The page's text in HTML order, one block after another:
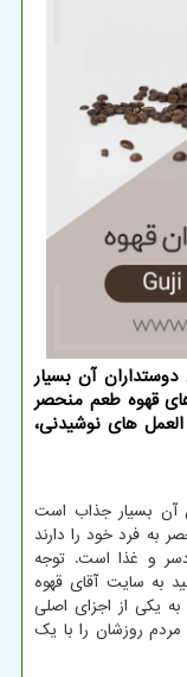
دوستداران آن بسیار
قهوه طعم منحصر
های نوشیدنی،
آن بسیار جذاب است
به فرد خود را دارند
و غذا است. توجه
به سایت آقای قهوه
یکی از اجزای اصلی
روزشان را با یک